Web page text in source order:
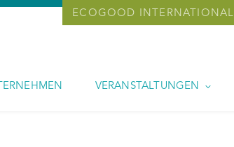
ECOGOOD INTERNATIONAL
VERANSTALTUNGEN